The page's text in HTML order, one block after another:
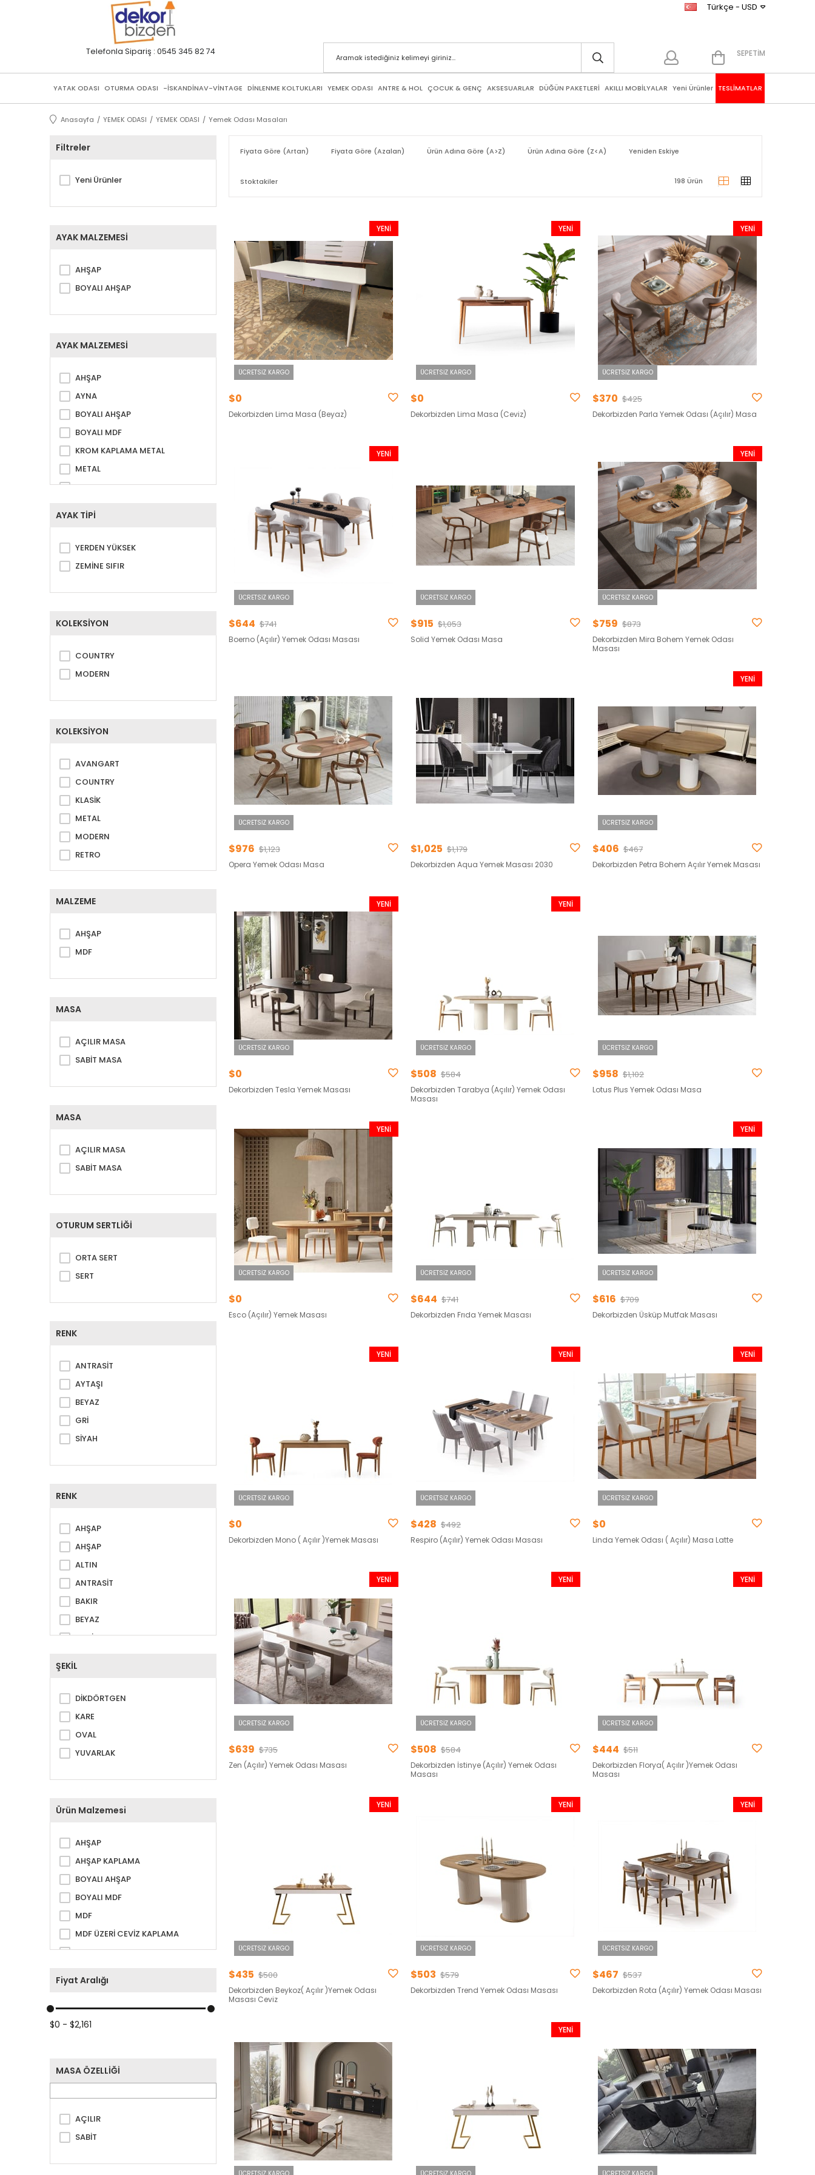
Telefonla Sipariş : 0545 345 82 74
Türkçe - USD
SEPETIM
YATAK ODASI OTURMA ODASI -İSKANDİNAV-VİNTAGE DİNLENME KOLTUKLARI YEMEK ODASI ANTRE & HOL ÇOCUK & GENÇ AKSESUARLAR DÜĞÜN PAKETLERİ AKILLI MOBİLYALAR Yeni Ürünler TESLİMATLAR
Anasayfa YEMEK ODASI YEMEK ODASI Yemek Odası Masaları
Filtreler
Yeni Ürünler
AYAK MALZEMESİ
AHŞAP
BOYALI AHŞAP
AYAK MALZEMESİ
AHŞAP
AYNA
BOYALI AHŞAP
BOYALI MDF
KROM KAPLAMA METAL
METAL
METAL GOLD KAPLAMA
AYAK TİPİ
YERDEN YÜKSEK
ZEMİNE SIFIR
KOLEKSİYON
COUNTRY
MODERN
KOLEKSİYON
AVANGART
COUNTRY
KLASİK
METAL
MODERN
RETRO
MALZEME
AHŞAP
MDF
MASA
AÇILIR MASA
SABİT MASA
MASA
AÇILIR MASA
SABİT MASA
OTURUM SERTLİĞİ
ORTA SERT
SERT
RENK
ANTRASİT
AYTAŞI
BEYAZ
GRİ
SİYAH
RENK
AHŞAP
AHŞAP
ALTIN
ANTRASİT
BAKIR
BEYAZ
CEVİZ
GRİ
ŞEKİL
DİKDÖRTGEN
KARE
OVAL
YUVARLAK
Ürün Malzemesi
AHŞAP
AHŞAP KAPLAMA
BOYALI AHŞAP
BOYALI MDF
MDF
MDF ÜZERİ CEVİZ KAPLAMA
METAL
Fiyat Aralığı
$0 - $2,161
MASA ÖZELLİĞİ
AÇILIR
SABİT
Fiyata Göre (Artan) Fiyata Göre (Azalan) Ürün Adına Göre (A>Z) Ürün Adına Göre (Z<A) Yeniden Eskiye
Stoktakiler 198 Ürün
Dekorbizden Lima Masa (Beyaz)
$0
ÜCRETSIZ KARGO
YENI
ÜRÜN
Dekorbizden Lima Masa (Ceviz)
$0
ÜCRETSIZ KARGO
YENI
Dekorbizden Parla Yemek Odası (Açılır) Masa
$370 $425
ÜCRETSIZ KARGO
YENI
Boerno (Açılır) Yemek Odası Masası
$644 $741
ÜCRETSIZ KARGO
YENI
Solid Yemek Odası Masa
$915 $1,053
ÜCRETSIZ KARGO
Dekorbizden Mira Bohem Yemek Odası
Masası
$759 $873
ÜCRETSIZ KARGO
YENI
Opera Yemek Odası Masa
$976 $1,123
ÜCRETSIZ KARGO
Dekorbizden Aqua Yemek Masası 2030
$1,025 $1,179
Dekorbizden Petra Bohem Açılır Yemek Masası
$406 $467
ÜCRETSIZ KARGO
YENI
Dekorbizden Tesla Yemek Masası
$0
ÜCRETSIZ KARGO
YENI
Dekorbizden Tarabya (Açılır) Yemek Odası
Masası
$508 $584
ÜCRETSIZ KARGO
YENI
Lotus Plus Yemek Odası Masa
$958 $1,102
ÜCRETSIZ KARGO
Esco (Açılır) Yemek Masası
$0
ÜCRETSIZ KARGO
YENI
Dekorbizden Frıda Yemek Masası
$644 $741
ÜCRETSIZ KARGO
Dekorbizden Üsküp Mutfak Masası
$616 $709
ÜCRETSIZ KARGO
YENI
Dekorbizden Mono ( Açılır )Yemek Masası
$0
ÜCRETSIZ KARGO
YENI
Respiro (Açılır) Yemek Odası Masası
$428 $492
ÜCRETSIZ KARGO
YENI
Linda Yemek Odası ( Açılır) Masa Latte
$0
ÜCRETSIZ KARGO
YENI
Zen (Açılır) Yemek Odası Masası
$639 $735
ÜCRETSIZ KARGO
YENI
Dekorbizden İstinye (Açılır) Yemek Odası
Masası
$508 $584
ÜCRETSIZ KARGO
YENI
Dekorbizden Florya( Açılır )Yemek Odası
Masası
$444 $511
ÜCRETSIZ KARGO
YENI
Dekorbizden Beykoz( Açılır )Yemek Odası
Masası Ceviz
$435 $500
ÜCRETSIZ KARGO
YENI
Dekorbizden Trend Yemek Odası Masası
$503 $579
ÜCRETSIZ KARGO
YENI
Dekorbizden Rota (Açılır) Yemek Odası Masası
$467 $537
ÜCRETSIZ KARGO
YENI
YENI